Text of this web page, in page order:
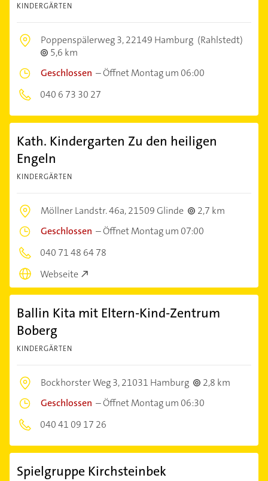
KINDERGÄRTEN
Poppenspälerweg 3,22149 Hamburg (Rahlstedt)
5,6 km
Geschlossen –Öffnet Montag um 06:00
040 6 73 30 27
Kath. Kindergarten Zu den heiligen
Engeln
KINDERGÄRTEN
Möllner Landstr. 46a,21509 Glinde
2,7 km
Geschlossen –Öffnet Montag um 07:00
040 71 48 64 78
Webseite
Ballin Kita mit Eltern-Kind-Zentrum
Boberg
KINDERGÄRTEN
Bockhorster Weg 3,21031 Hamburg
2,8 km
Geschlossen –Öffnet Montag um 06:30
040 41 09 17 26
Spielgruppe Kirchsteinbek